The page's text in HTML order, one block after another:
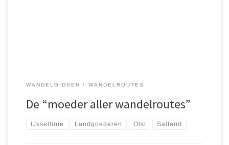
WANDELGIDSEN WANDELROUTES
De “moeder aller wandelroutes”
IJssellinie Landgoederen Olst Salland